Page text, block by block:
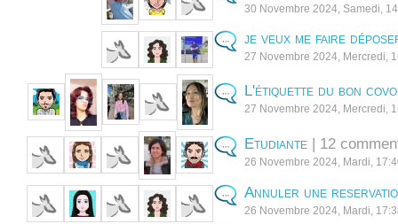
30 Novembre 2024, Samedi,
je veux me faire
27 Novembre 2024, Mercredi,
L'étiquette du bon
27 Novembre 2024, Mercredi,
Etudiante | 12
26 Novembre 2024, Mardi,
Annuler une
26 Novembre 2024, Mardi,